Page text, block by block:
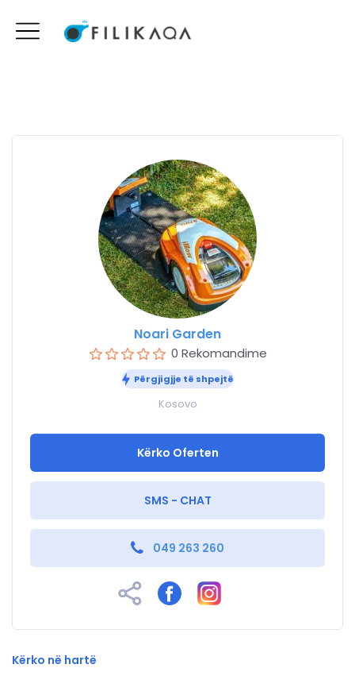
Noari Garden
0 Rekomandime
Përgjigjje të shpejtë
Kosovo
Kërko Oferten
SMS - CHAT
049 263 260
Kërko në hartë